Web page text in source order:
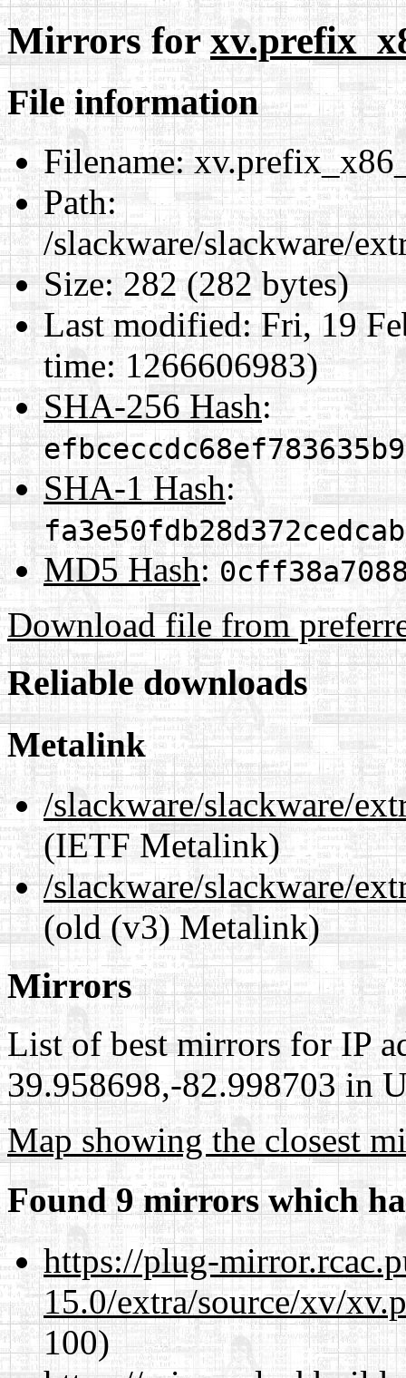
Mirrors for
File information
Filename:
Path:
/slackware/slackware/
Size:282 (282 bytes)
Last modified:Fri, 19
time: 1266606983)
SHA-256 Hash:
SHA-1 Hash:
MD5 Hash:
Download file from
Reliable downloads
Metalink
/slackware/slackware/
(IETF Metalink)
/slackware/slackware/
(old (v3) Metalink)
Mirrors
List of best mirrors for IP
39.958698,-82.998703 in
Map showing the closest
Found 9 mirrors which
https://plug-
15.0/extra/source/xv/
100)